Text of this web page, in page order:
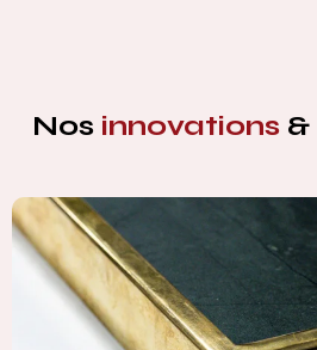
Nos innovations &